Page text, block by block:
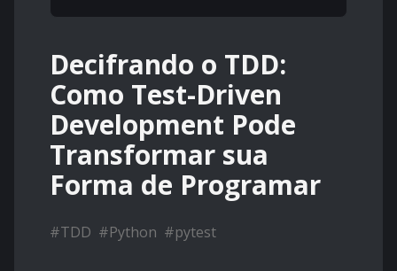
Decifrando o TDD:
Como Test-Driven
Development Pode
Transformar sua
Forma de Programar
#TDD #Python #pytest